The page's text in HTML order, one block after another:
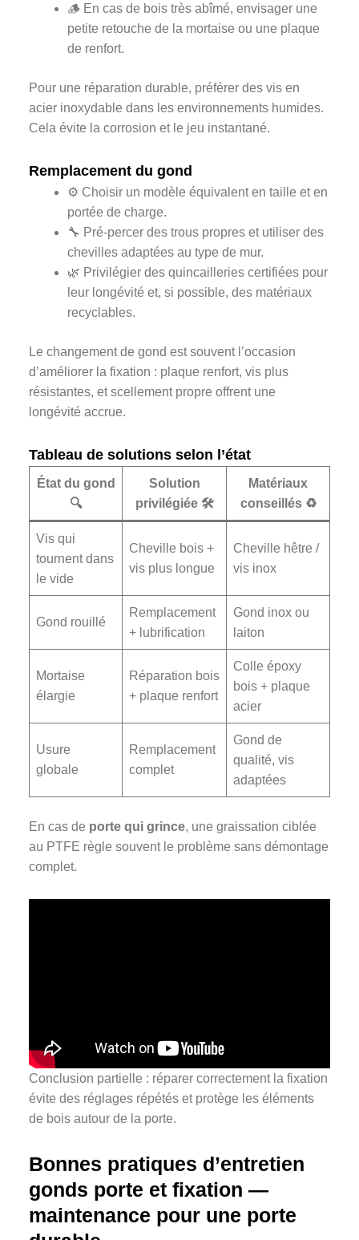
🪵 En cas de bois très abîmé, envisager une
petite retouche de la mortaise ou une plaque
de renfort.
Pour une réparation durable, préférer des vis en
acier inoxydable dans les environnements humides.
Cela évite la corrosion et le jeu instantané.
Remplacement du gond
⚙️ Choisir un modèle équivalent en taille et en
portée de charge.
🔧 Pré-percer des trous propres et utiliser des
chevilles adaptées au type de mur.
🌿 Privilégier des quincailleries certifiées pour
leur longévité et, si possible, des matériaux
recyclables.
Le changement de gond est souvent l’occasion
d’améliorer la fixation : plaque renfort, vis plus
résistantes, et scellement propre offrent une
longévité accrue.
Tableau de solutions selon l’état
État du gond
🔍
Solution
privilégiée 🛠️
Matériaux
conseillés ♻️
Vis qui
tournent dans
le vide
Cheville bois +
vis plus longue
Cheville hêtre /
vis inox
Gond rouillé
Remplacement
+ lubrification
Gond inox ou
laiton
Mortaise
élargie
Réparation bois
+ plaque renfort
Colle époxy
bois + plaque
acier
Usure
globale
Remplacement
complet
Gond de
qualité, vis
adaptées
En cas de porte qui grince, une graissation ciblée
au PTFE règle souvent le problème sans démontage
complet.
Conclusion partielle : réparer correctement la fixation
évite des réglages répétés et protège les éléments
de bois autour de la porte.
Bonnes pratiques d’entretien
gonds porte et fixation —
maintenance pour une porte